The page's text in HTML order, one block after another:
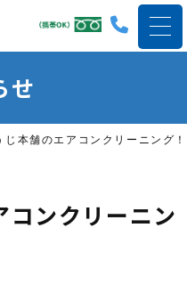
せ
じ本舗のエアコンクリーニング！
コンクリーニン